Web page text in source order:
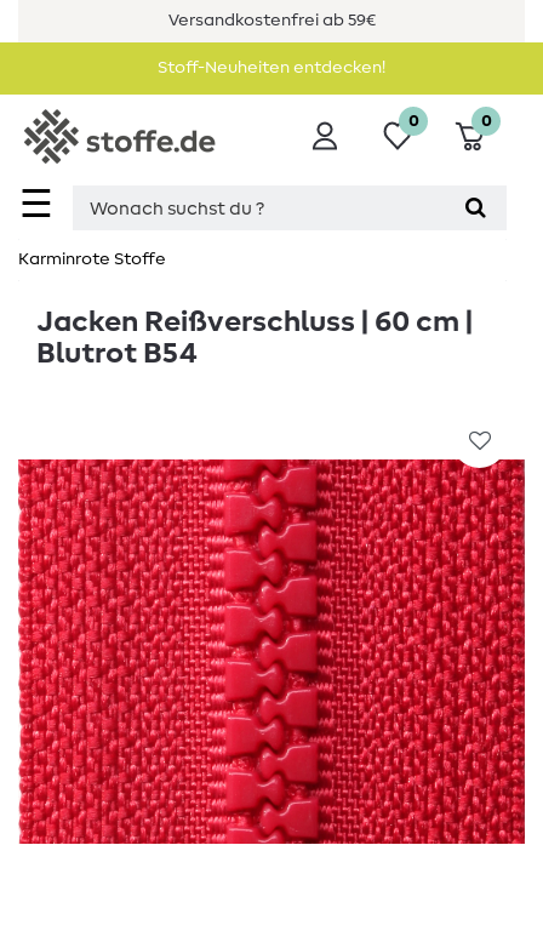
Versandkostenfrei ab 59€
Stoff-Neuheiten entdecken!
☰
0 0
Karminrote Stoffe
Jacken Reißverschluss | 60 cm |
Blutrot B54